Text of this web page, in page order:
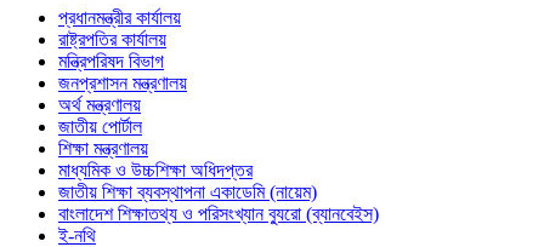
প্রধানমন্ত্রীর কার্যালয়
রাষ্ট্রপতির কার্যালয়
মন্ত্রিপরিষদ বিভাগ
জনপ্রশাসন মন্ত্রণালয়
অর্থ মন্ত্রণালয়
জাতীয় পোর্টাল
শিক্ষা মন্ত্রণালয়
মাধ্যমিক ও উচ্চশিক্ষা অধিদপ্তর
জাতীয় শিক্ষা ব্যবস্থাপনা একাডেমি (নায়েম)
বাংলাদেশ শিক্ষাতথ্য ও পরিসংখ্যান ব্যুরো (ব্যানবেইস)
ই-নথি